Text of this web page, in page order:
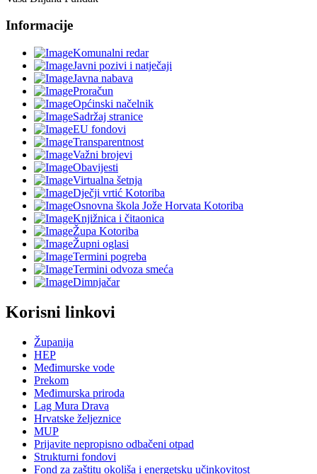
Informacije
Komunalni redar
Javni pozivi i natječaji
Javna nabava
Proračun
Općinski načelnik
Sadržaj stranice
EU fondovi
Transparentnost
Važni brojevi
Obavijesti
Virtualna šetnja
Dječji vrtić Kotoriba
Osnovna škola Jože Horvata Kotoriba
Knjižnica i čitaonica
Župa Kotoriba
Župni oglasi
Termini pogreba
Termini odvoza smeća
Dimnjačar
Korisni linkovi
Županija
HEP
Međimurske vode
Prekom
Međimurska priroda
Lag Mura Drava
Hrvatske željeznice
MUP
Prijavite nepropisno odbačeni otpad
Strukturni fondovi
Fond za zaštitu okoliša i energetsku učinkovitost